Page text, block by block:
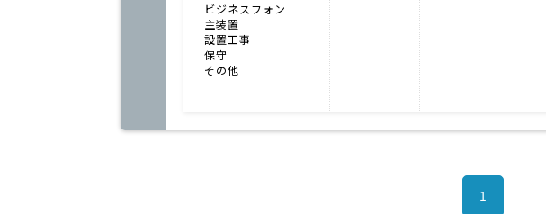
ビジネスフォン
主装置
設置工事
保守
その他
1